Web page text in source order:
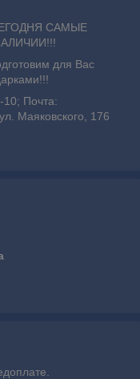
САМЫЕ
для Вас
Почта:
Маяковского, 176